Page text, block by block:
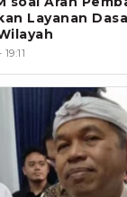
Layanan